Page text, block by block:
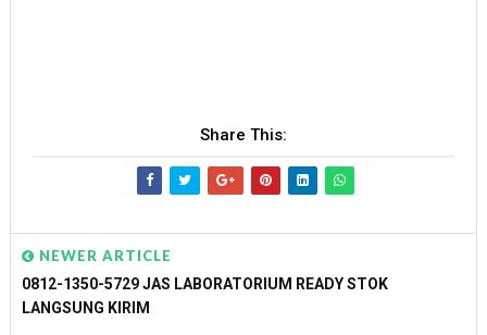
Share This:
NEWER ARTICLE
0812-1350-5729 JAS LABORATORIUM READY STOK
LANGSUNG KIRIM